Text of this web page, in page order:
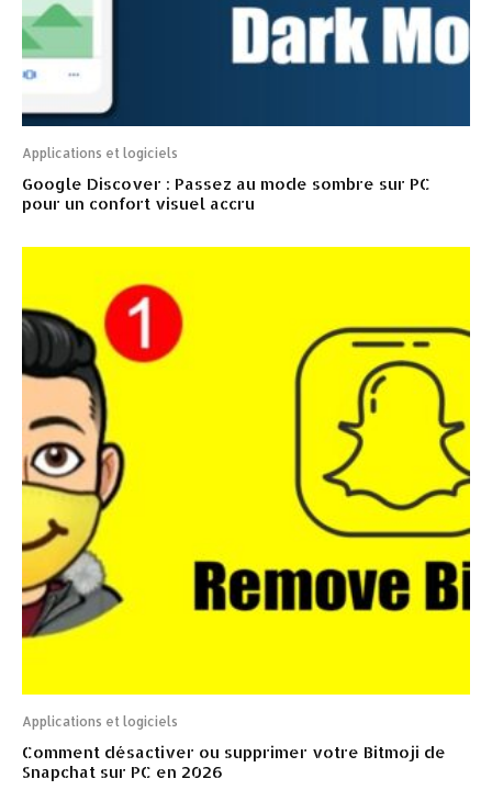
Applications et logiciels
Google Discover : Passez au mode sombre sur PC
pour un confort visuel accru
Applications et logiciels
Comment désactiver ou supprimer votre Bitmoji de
Snapchat sur PC en 2026